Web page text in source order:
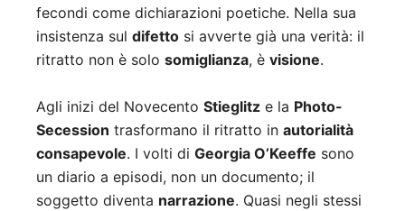
fecondi come dichiarazioni poetiche. Nella sua
insistenza sul difetto si avverte già una verità: il
ritratto non è solo somiglianza, è visione.
Agli inizi del Novecento Stieglitz e la Photo-
Secession trasformano il ritratto in autorialità
consapevole. I volti di Georgia O’Keeffe sono
un diario a episodi, non un documento; il
soggetto diventa narrazione. Quasi negli stessi